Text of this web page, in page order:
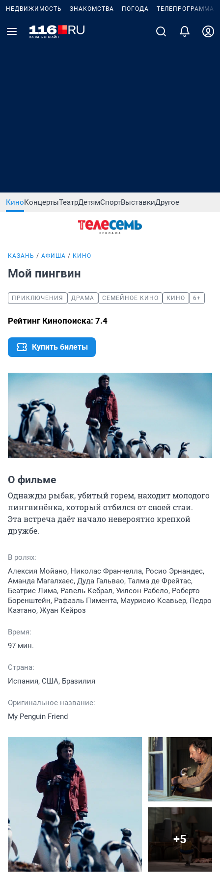
НЕДВИЖИМОСТЬ ЗНАКОМСТВА ПОГОДА ТЕЛЕПРОГРАММА
КиноКонцертыТеатрДетямСпортВыставкиДругое
КАЗАНЬ АФИША КИНО
Мой пингвин
ПРИКЛЮЧЕНИЯ ДРАМА СЕМЕЙНОЕ КИНО КИНО 6+
Рейтинг Кинопоиска: 7.4
Купить билеты
О фильме
Однажды рыбак, убитый горем, находит молодого
пингвинёнка, который отбился от своей стаи.
Эта встреча даёт начало невероятно крепкой
дружбе.
В ролях:
Алексия Мойано, Николас Франчелла, Росио Эрнандес,
Аманда Магалхаес, Дуда Гальвао, Талма де Фрейтас,
Беатрис Лима, Равель Кебрал, Уилсон Рабело, Роберто
Боренштейн, Рафаэль Пимента, Маурисио Ксавьер, Педро
Каэтано, Жуан Кейроз
Время:
97 мин.
Страна:
Испания, США, Бразилия
Оригинальное название:
My Penguin Friend
+5